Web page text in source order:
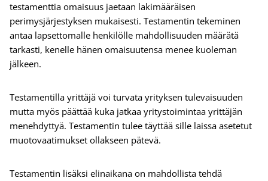
testamenttia omaisuus jaetaan lakimääräisen
perimysjärjestyksen mukaisesti. Testamentin tekeminen
antaa lapsettomalle henkilölle mahdollisuuden määrätä
tarkasti, kenelle hänen omaisuutensa menee kuoleman
jälkeen.
Testamentilla yrittäjä voi turvata yrityksen tulevaisuuden
mutta myös päättää kuka jatkaa yritystoimintaa yrittäjän
menehdyttyä. Testamentin tulee täyttää sille laissa asetetut
muotovaatimukset ollakseen pätevä.
Testamentin lisäksi elinaikana on mahdollista tehdä